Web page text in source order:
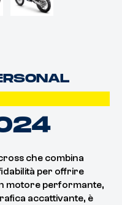
che combina
per offrire
motore performante,
accattivante, è